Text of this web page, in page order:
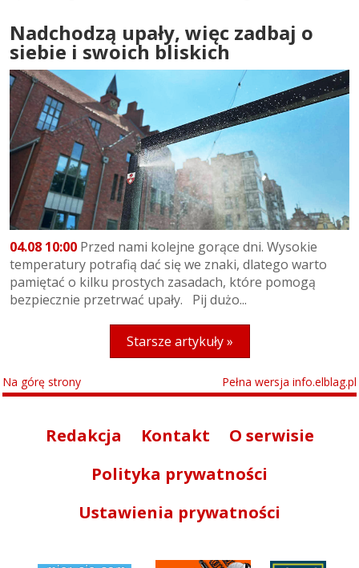
Nadchodzą upały, więc zadbaj o
siebie i swoich bliskich
04.08 10:00 Przed nami kolejne gorące dni. Wysokie
temperatury potrafią dać się we znaki, dlatego warto
pamiętać o kilku prostych zasadach, które pomogą
bezpiecznie przetrwać upały. Pij dużo...
Starsze artykuły »
Na górę strony Pełna wersja info.elblag.pl
Redakcja Kontakt
O serwisie
Polityka prywatności
Ustawienia prywatności